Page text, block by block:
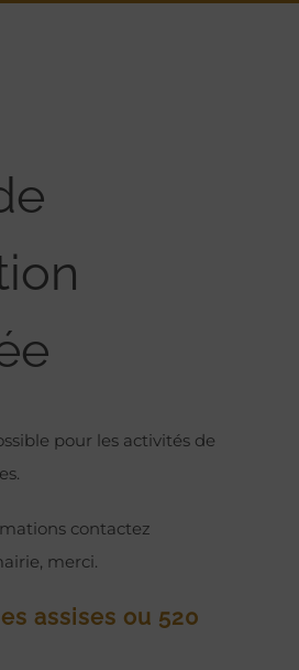
pour les activités de
contactez
merci.
assises ou 520